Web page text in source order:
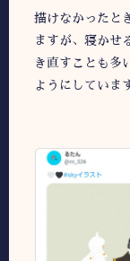
描けなかったと
ますが、寝かせ
き直すことも多
ようにしていま